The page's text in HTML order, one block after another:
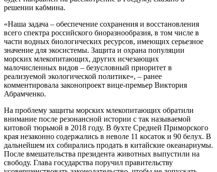
решении кабмина.
«Наша задача – обеспечение сохранения и восстановления
всего спектра российского биоразнообразия, в том числе в
части водных биологических ресурсов, имеющих серьезное
значение для экосистемы. Защита и охрана популяции
морских млекопитающих, других исчезающих
малочисленных видов – безусловный приоритет в
реализуемой экологической политике», – ранее
комментировала законопроект вице-премьер Виктория
Абрамченко.
На проблему защиты морских млекопитающих обратили
внимание после резонансной истории с так называемой
китовой тюрьмой в 2018 году. В бухте Средней Приморского
края незаконно содержались в неволе 11 косаток и 90 белух. В
дальнейшем их собирались продать в китайские океанариумы.
После вмешательства президента животных выпустили на
свободу. Глава государства поручил правительству